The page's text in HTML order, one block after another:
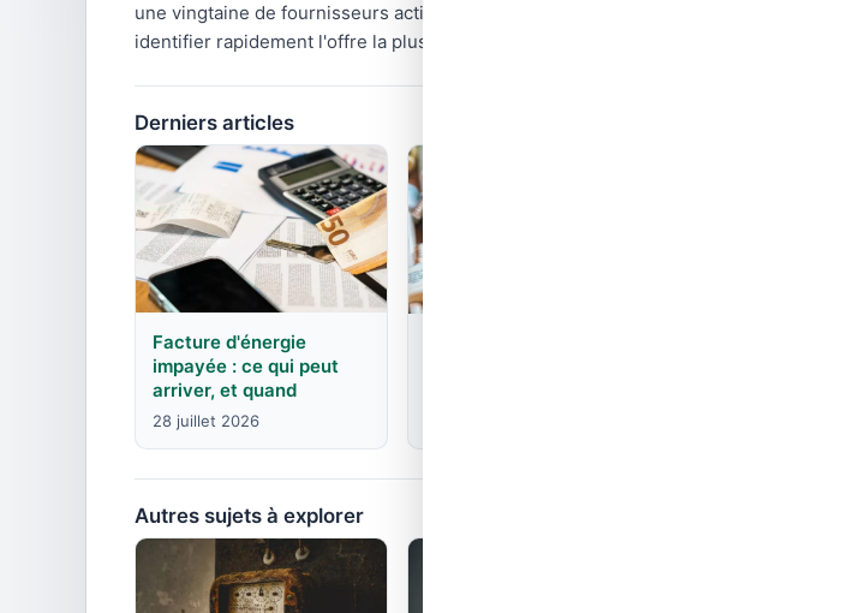
une vingtaine de fournisseurs actifs, avec des écarts tarifaires pouvant atteindre 15
identifier rapidement l'offre la plus avantageuse pour votre profil de consommation,
Derniers articles
Facture d'énergie
impayée : ce qui peut
arriver, et quand
28 juillet 2026
Autres sujets à explorer